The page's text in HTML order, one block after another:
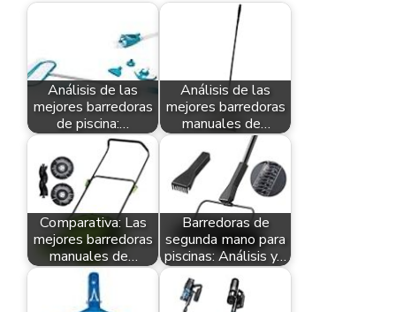
Análisis de las
mejores barredoras
de piscina:…
Análisis de las
mejores barredoras
manuales de…
Comparativa: Las
mejores barredoras
manuales de…
Barredoras de
segunda mano para
piscinas: Análisis y…